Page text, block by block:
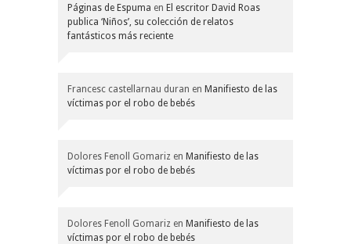
Páginas de Espuma en El escritor David Roas
publica ‘Niños’, su colección de relatos
fantásticos más reciente
Francesc castellarnau duran en Manifiesto de las
víctimas por el robo de bebés
Dolores Fenoll Gomariz en Manifiesto de las
víctimas por el robo de bebés
Dolores Fenoll Gomariz en Manifiesto de las
víctimas por el robo de bebés